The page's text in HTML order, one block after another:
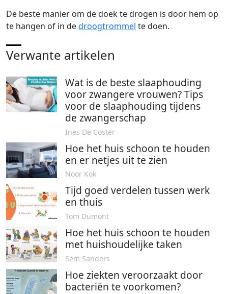
De beste manier om de doek te drogen is door hem op
te hangen of in dedroogtrommel te doen.
Verwante artikelen
Wat is de beste slaaphouding
voor zwangere vrouwen? Tips
voor de slaaphouding tijdens
de zwangerschap
Ines De Coster
Hoe het huis schoon te houden
en er netjes uit te zien
Noor Kok
Tijd goed verdelen tussen werk
en thuis
Tom Dumont
Hoe het huis schoon te houden
met huishoudelijke taken
Sem Sanders
Hoe ziekten veroorzaakt door
bacteriën te voorkomen?